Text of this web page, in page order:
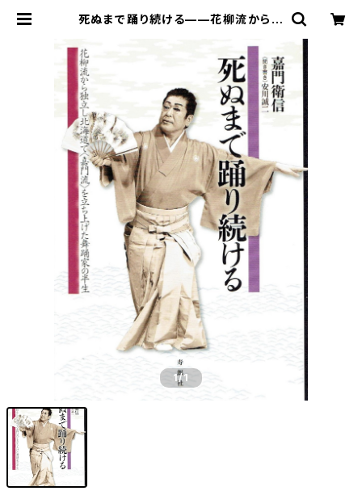
死ぬまで踊り続ける——花柳流から独
舞踊家の半生 | 寿郎社のネットスト
1/1